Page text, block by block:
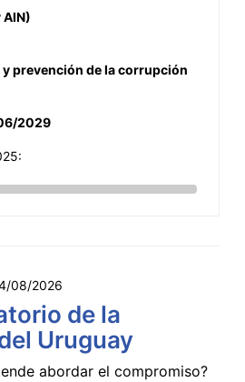
AIN)
prevención de la corrupción
2029
08/2026
de la
Uruguay
abordar el compromiso?